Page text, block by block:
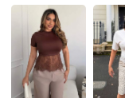
18K
4,74 18K